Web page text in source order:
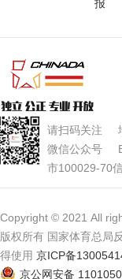
报
请扫码关注
微信公众号
市100029-70
Copyright © 2021 All
版权所有 国家体育总局
得使用 京ICP备
京公网安备